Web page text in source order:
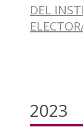
DEL
2023